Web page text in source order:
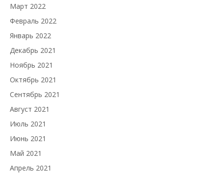
Март 2022
Февраль 2022
Январь 2022
Декабрь 2021
Ноябрь 2021
Октябрь 2021
Сентябрь 2021
Август 2021
Июль 2021
Июнь 2021
Май 2021
Апрель 2021